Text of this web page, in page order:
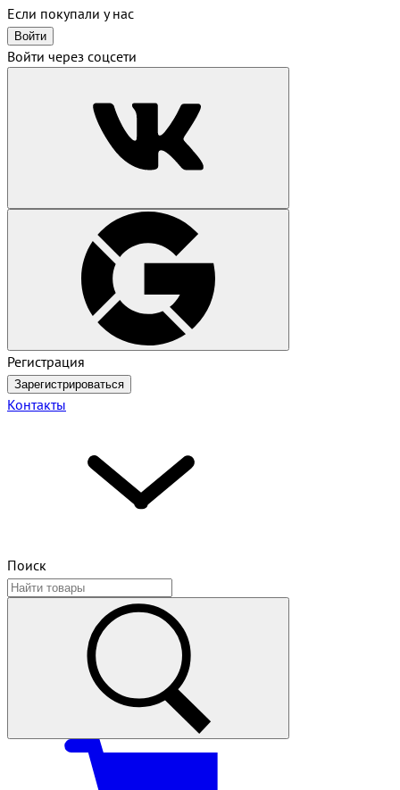
Если покупали у нас
Войти
Войти через соцсети
Регистрация
Зарегистрироваться
Контакты
Поиск